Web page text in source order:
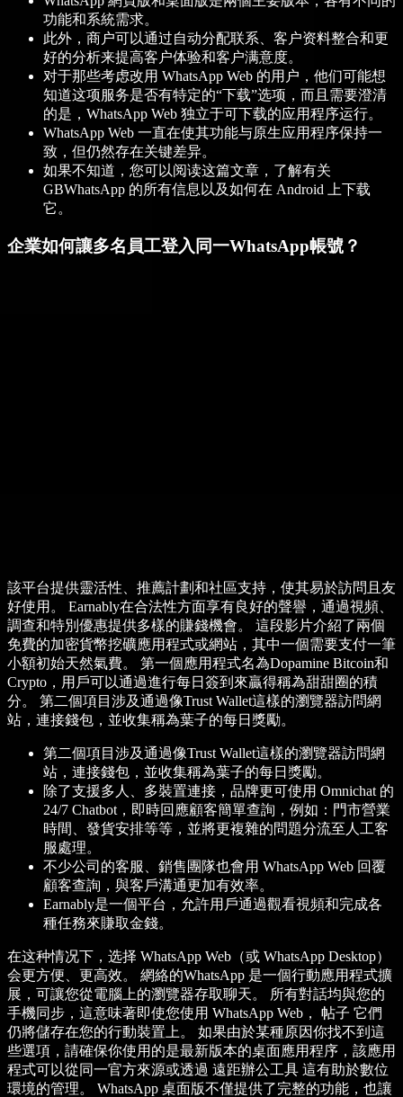
功能和系統需求。
此外，商户可以通过自动分配联系、客户资料整合和更
好的分析来提高客户体验和客户满意度。
对于那些考虑改用 WhatsApp Web 的用户，他们可能想
知道这项服务是否有特定的“下载”选项，而且需要澄清
的是，WhatsApp Web 独立于可下载的应用程序运行。
WhatsApp Web 一直在使其功能与原生应用程序保持一
致，但仍然存在关键差异。
如果不知道，您可以阅读这篇文章，了解有关
GBWhatsApp 的所有信息以及如何在 Android 上下载
它。
企業如何讓多名員工登入同一WhatsApp帳號？
該平台提供靈活性、推薦計劃和社區支持，使其易於訪問且友
好使用。 Earnably在合法性方面享有良好的聲譽，通過視頻、
調查和特別優惠提供多樣的賺錢機會。 這段影片介紹了兩個
免費的加密貨幣挖礦應用程式或網站，其中一個需要支付一筆
小額初始天然氣費。 第一個應用程式名為Dopamine Bitcoin和
Crypto，用戶可以通過進行每日簽到來贏得稱為甜甜圈的積
分。 第二個項目涉及通過像Trust Wallet這樣的瀏覽器訪問網
站，連接錢包，並收集稱為葉子的每日獎勵。
第二個項目涉及通過像Trust Wallet這樣的瀏覽器訪問網
站，連接錢包，並收集稱為葉子的每日獎勵。
除了支援多人、多裝置連接，品牌更可使用 Omnichat 的
24/7 Chatbot，即時回應顧客簡單查詢，例如：門市營業
時間、發貨安排等等，並將更複雜的問題分流至人工客
服處理。
不少公司的客服、銷售團隊也會用 WhatsApp Web 回覆
顧客查詢，與客戶溝通更加有效率。
Earnably是一個平台，允許用戶通過觀看視頻和完成各
種任務來賺取金錢。
在这种情况下，选择 WhatsApp Web（或 WhatsApp Desktop）
会更方便、更高效。 網絡的WhatsApp 是一個行動應用程式擴
展，可讓您從電腦上的瀏覽器存取聊天。 所有對話均與您的
手機同步，這意味著即使您使用 WhatsApp Web， 帖子 它們
仍將儲存在您的行動裝置上。 如果由於某種原因你找不到這
些選項，請確保你使用的是最新版本的桌面應用程序，該應用
程式可以從同一官方來源或透過 遠距辦公工具 這有助於數位
環境的管理。 WhatsApp 桌面版不僅提供了完整的功能，也讓